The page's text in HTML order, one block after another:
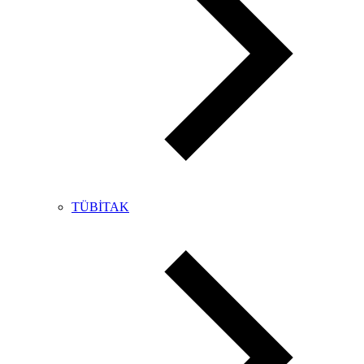
TÜBİTAK